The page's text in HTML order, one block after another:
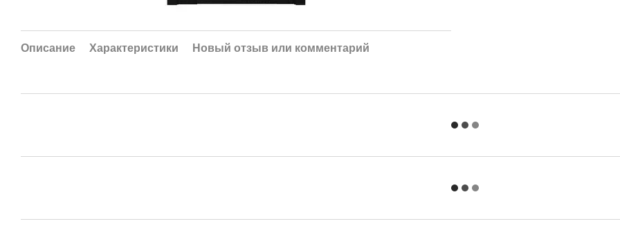
Описание Характеристики Новый отзыв или комментарий